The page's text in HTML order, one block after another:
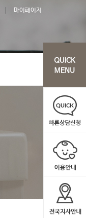
마이페이지